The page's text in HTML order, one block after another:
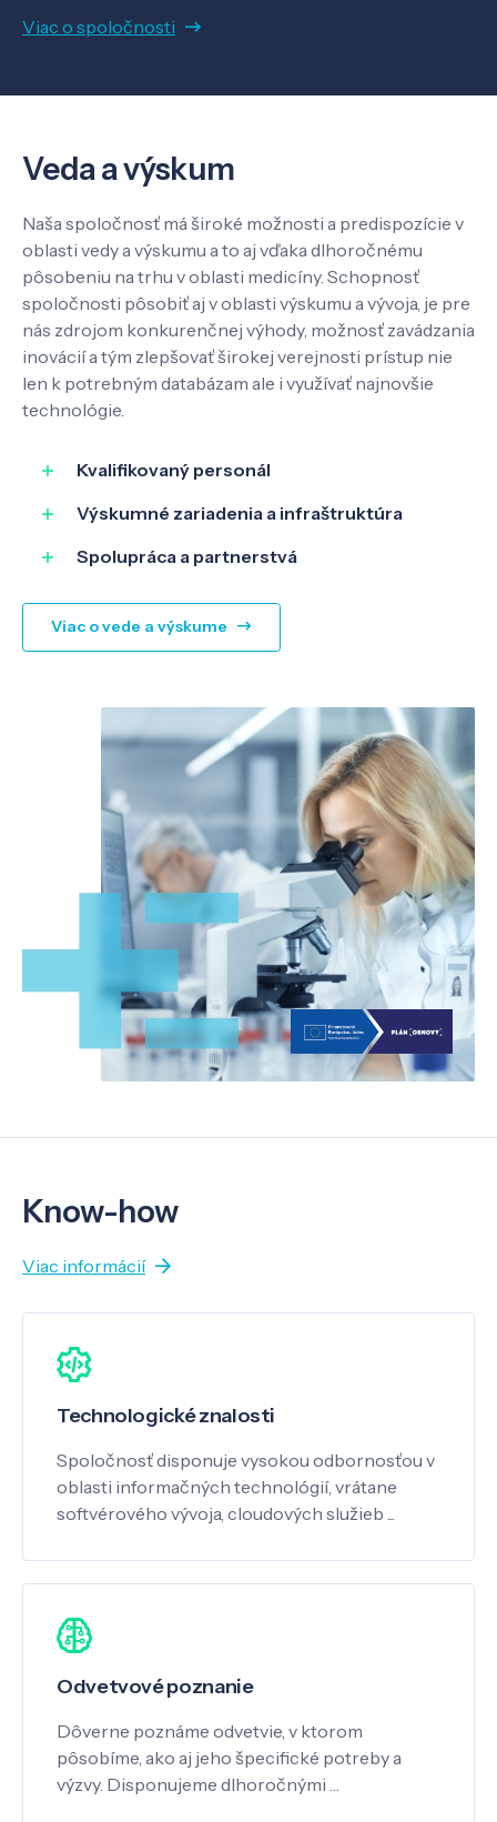
SK EN
Viac o spoločnosti
Veda a výskum
Naša spoločnosť má široké možnosti a predispozície v
oblasti vedy a výskumu a to aj vďaka dlhoročnému
pôsobeniu na trhu v oblasti medicíny. Schopnosť
spoločnosti pôsobiť aj v oblasti výskumu a vývoja, je pre
nás zdrojom konkurenčnej výhody, možnosť zavádzania
inovácií a tým zlepšovať širokej verejnosti prístup nie
len k potrebným databázam ale i využívať najnovšie
technológie.
Kvalifikovaný personál
Výskumné zariadenia a infraštruktúra
Spolupráca a partnerstvá
Viac o vede a výskume
Know-how
Viac informácií
Technologické znalosti
Spoločnosť disponuje vysokou odbornosťou v
oblasti informačných technológií, vrátane
softvérového vývoja, cloudových služieb ...
Odvetvové poznanie
Dôverne poznáme odvetvie, v ktorom
pôsobíme, ako aj jeho špecifické potreby a
výzvy. Disponujeme dlhoročnými …